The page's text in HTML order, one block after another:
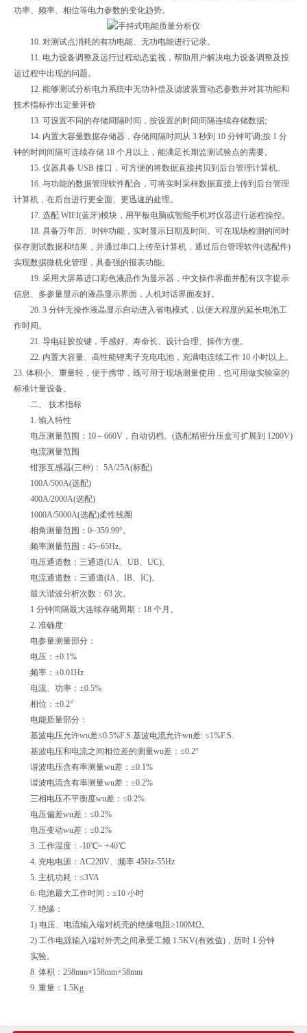
功率、频率、相位等电力参数的变化趋势。
10. 对测试点消耗的有功电能、无功电能进行记录。
11. 电力设备调整及运行过程动态监视，帮助用户解决电力设备调整及投
运过程中出现的问题。
12. 能够测试分析电力系统中无功补偿及滤波装置动态参数并对其功能和
技术指标作出定量评价
13. 可设置不同的存储间隔时间，按设置的时间间隔连续存储数据;
14. 内置大容量数据存储器，存储间隔时间从 3 秒到 10 分钟可调;按 1 分
钟的时间间隔可连续存储 18 个月以上，能满足长期监测试验点的需要。
15. 仪器具备 USB 接口，可方便的将数据直接拷贝到后台管理计算机。
16. 与功能的数据管理软件配合，可将实时采样数据直接上传到后台管理
计算机，在后台进行更全面、更迅速的处理。
17. 选配 WIFI(蓝牙)模块，用平板电脑或智能手机对仪器进行远程操控。
18. 具备万年历、时钟功能，实时显示日期及时间。可在现场检测的同时
保存测试数据和结果，并通过串口上传至计算机，通过后台管理软件(选配件)
实现数据微机化管理，具备强的报表功能。
19. 采用大屏幕进口彩色液晶作为显示器，中文操作界面并配有汉字提示
信息、多参量显示的液晶显示界面，人机对话界面友好。
20. 3 分钟无操作液晶显示自动进入省电模式，以便大程度的延长电池工
作时间。
21. 导电硅胶按键，手感好、寿命长、设计合理、操作方便。
22. 内置大容量、高性能锂离子充电电池，充满电连续工作 10 小时以上。
23. 体积小、重量轻，便于携带，既可用于现场测量使用，也可用做实验室的
标准计量设备。
二、 技术指标
1. 输入特性
电压测量范围：10～660V，自动切档。(选配精密分压盒可扩展到 1200V)
电流测量范围
钳形互感器(三种)： 5A/25A(标配)
100A/500A(选配)
400A/2000A(选配)
1000A/5000A(选配)柔性线圈
相角测量范围：0~359.99°。
频率测量范围：45~65Hz。
电压通道数：三通道(UA、UB、UC)。
电流通道数：三通道(IA、IB、IC)。
最大谐波分析次数：63 次。
1 分钟间隔最大连续存储周期：18 个月。
2. 准确度
电参量测量部分：
电压：±0.1%
频率：±0.01Hz
电流、功率：±0.5%
相位：±0.2°
电能质量部分：
基波电压允许wu差≤0.5%F.S.基波电流允许wu差: ≤1%F.S.
基波电压和电流之间相位差的测量wu差：≤0.2°
谐波电压含有率测量wu差：≤0.1%
谐波电流含有率测量wu差：≤0.2%
三相电压不平衡度wu差：≤0.2%
电压偏差wu差：≤0.2%
电压变动wu差：≤0.2%
3. 工作温度：-10℃~ +40℃
4. 充电电源：AC220V、频率 45Hz-55Hz
5. 主机功耗：≤3VA
6. 电池最大工作时间：≤10 小时
7. 绝缘：
1) 电压、电流输入端对机壳的绝缘电阻≥100MΩ。
2) 工作电源输入端对外壳之间承受工频 1.5KV(有效值)，历时 1 分钟
实验。
8. 体积：258mm×158mm×58mm
9. 重量：1.5Kg